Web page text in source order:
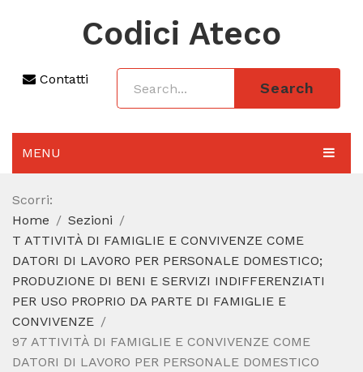
Codici Ateco
Contatti
Search
MENU
AGGIORNAMENTO 2025
SEZIONI
CODICE ATECO A COSA SERVE
CODICE FISCALE
Scorri:
Home
Sezioni
T ATTIVITÀ DI FAMIGLIE E CONVIVENZE COME
DATORI DI LAVORO PER PERSONALE DOMESTICO;
PRODUZIONE DI BENI E SERVIZI INDIFFERENZIATI
PER USO PROPRIO DA PARTE DI FAMIGLIE E
CONVIVENZE
97 ATTIVITÀ DI FAMIGLIE E CONVIVENZE COME
DATORI DI LAVORO PER PERSONALE DOMESTICO